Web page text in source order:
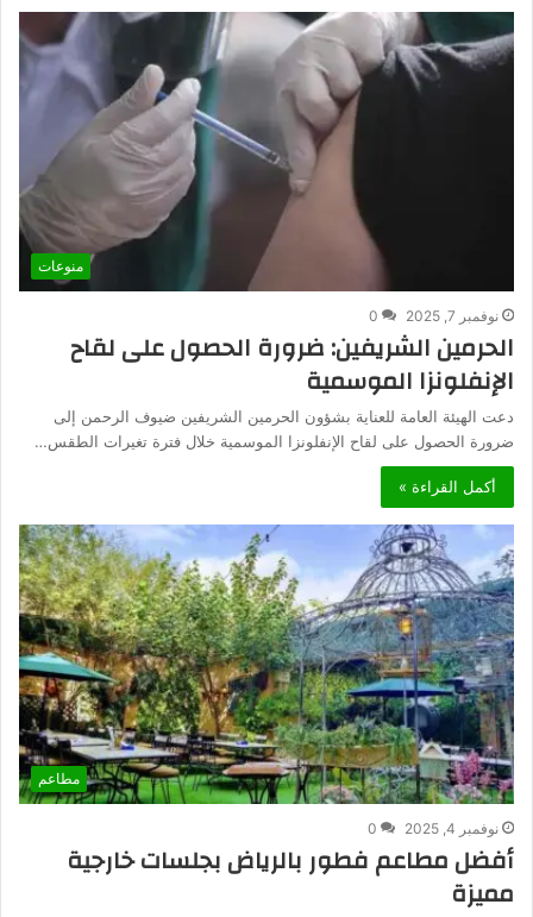
منوعات
نوفمبر 7, 2025 0
الحرمين الشريفين: ضرورة الحصول على لقاح
الإنفلونزا الموسمية
دعت الهيئة العامة للعناية بشؤون الحرمين الشريفين ضيوف الرحمن إلى
ضرورة الحصول على لقاح الإنفلونزا الموسمية خلال فترة تغيرات الطقس…
أكمل القراءة »
مطاعم
نوفمبر 4, 2025 0
أفضل مطاعم فطور بالرياض بجلسات خارجية
مميزة